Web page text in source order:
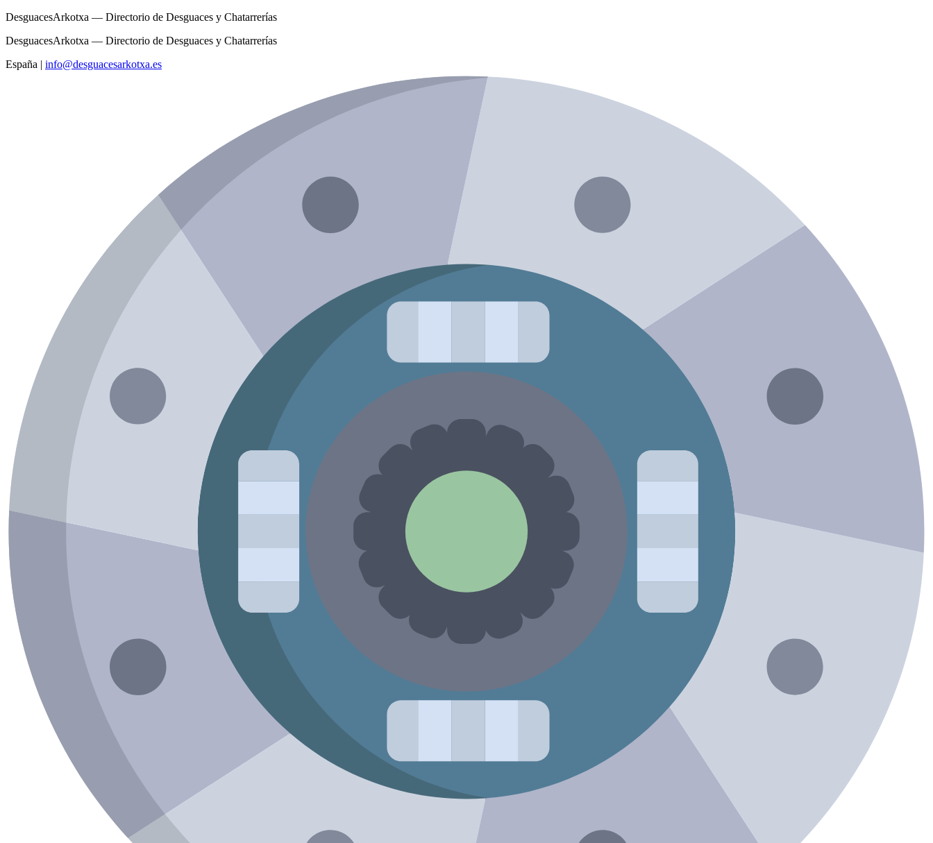
DesguacesArkotxa — Directorio de Desguaces y Chatarrerías
DesguacesArkotxa — Directorio de Desguaces y Chatarrerías
España | info@desguacesarkotxa.es